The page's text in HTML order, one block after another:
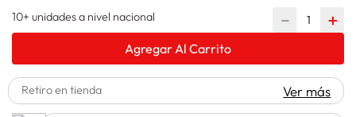
10+ unidades a nivel nacional ＋
－
Agregar Al Carrito
Retiro en tienda Ver más